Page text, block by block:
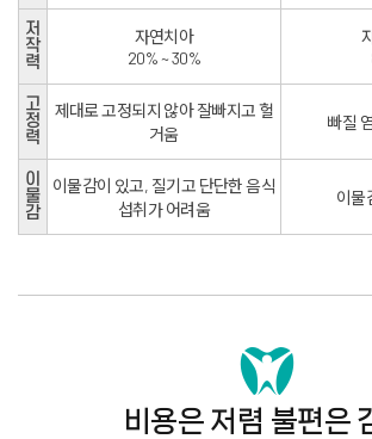
저
작
력
자연치아
20% ~ 30%
고
정
력
제대로 고정되지 않아 잘빠지고 헐
거움
빠질
이
물
감
이물감이 있고, 질기고 단단한 음식
섭취가 어려움
이물
비용은 저렴 불편은